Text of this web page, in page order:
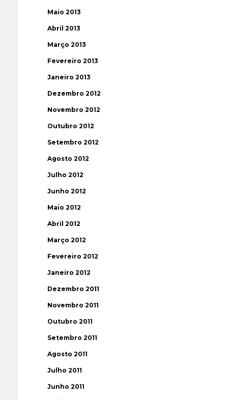
Maio 2013
Abril 2013
Março 2013
Fevereiro 2013
Janeiro 2013
Dezembro 2012
Novembro 2012
Outubro 2012
Setembro 2012
Agosto 2012
Julho 2012
Junho 2012
Maio 2012
Abril 2012
Março 2012
Fevereiro 2012
Janeiro 2012
Dezembro 2011
Novembro 2011
Outubro 2011
Setembro 2011
Agosto 2011
Julho 2011
Junho 2011